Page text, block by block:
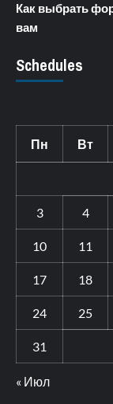
Как выбрать
вам
Schedules
Пн Вт
3 4
10 11
17 18
24 25
31
« Июл